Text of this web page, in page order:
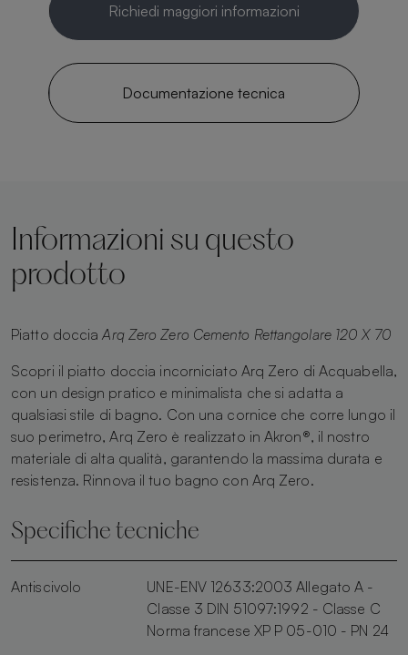
Richiedi maggiori informazioni
Documentazione tecnica
Informazioni su questo
prodotto
Piatto docciaArq Zero Zero Cemento Rettangolare 120 X 70
Scopri il piatto doccia incorniciato Arq Zero di Acquabella,
con un design pratico e minimalista che si adatta a
qualsiasi stile di bagno. Con una cornice che corre lungo il
suo perimetro, Arq Zero è realizzato in Akron®, il nostro
materiale di alta qualità, garantendo la massima durata e
resistenza. Rinnova il tuo bagno con Arq Zero.
Specifiche tecniche
Antiscivolo
UNE-ENV 12633:2003 Allegato A -
Classe 3 DIN 51097:1992 - Classe C
Norma francese XP P 05-010 - PN 24